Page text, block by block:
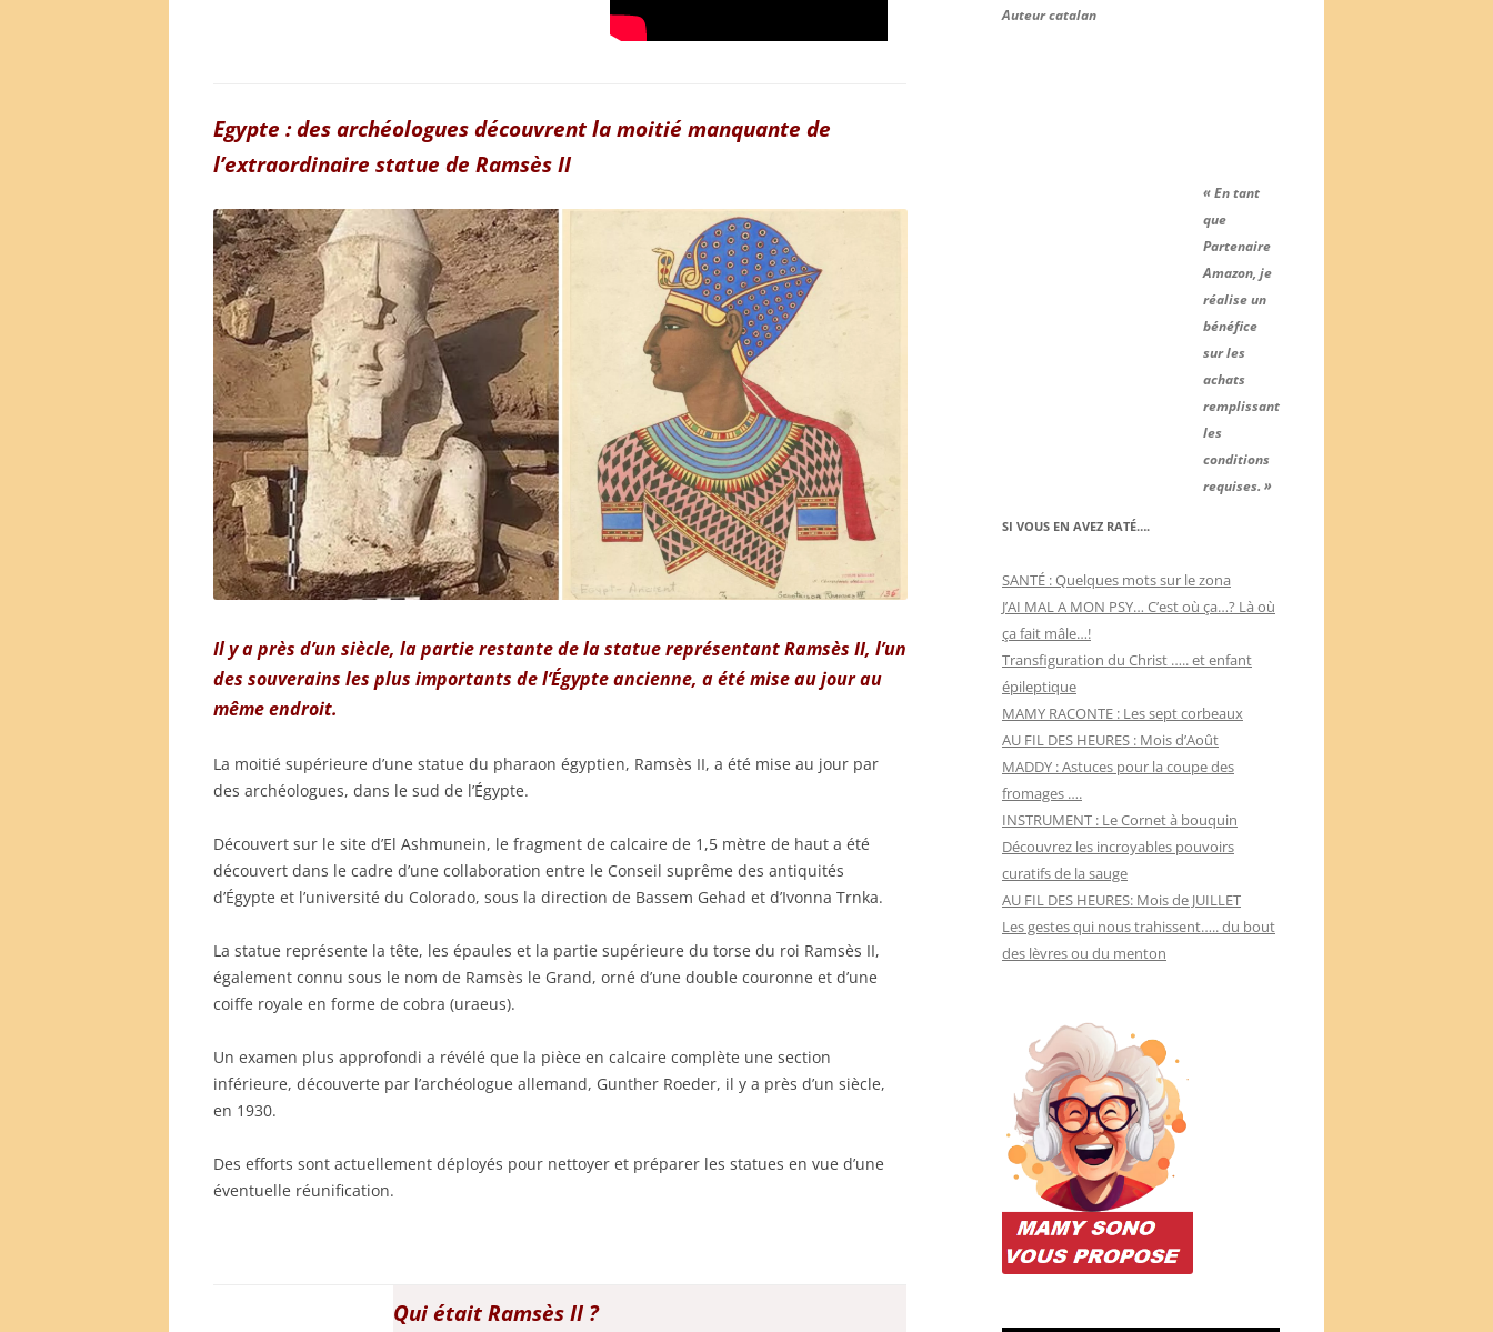
Egypte : des archéologues découvrent la moitié manquante de
l’extraordinaire statue de Ramsès II
Il y a près d’un siècle, la partie restante de la statue représentant Ramsès II, l’un
des souverains les plus importants de l’Égypte ancienne, a été mise au jour au
même endroit.
La moitié supérieure d’une statue du pharaon égyptien, Ramsès II, a été mise au jour par
des archéologues, dans le sud de l’Égypte.
Découvert sur le site d’El Ashmunein, le fragment de calcaire de 1,5 mètre de haut a été
découvert dans le cadre d’une collaboration entre le Conseil suprême des antiquités
d’Égypte et l’université du Colorado, sous la direction de Bassem Gehad et d’Ivonna Trnka.
La statue représente la tête, les épaules et la partie supérieure du torse du roi Ramsès II,
également connu sous le nom de Ramsès le Grand, orné d’une double couronne et d’une
coiffe royale en forme de cobra (uraeus).
Un examen plus approfondi a révélé que la pièce en calcaire complète une section
inférieure, découverte par l’archéologue allemand, Gunther Roeder, il y a près d’un siècle,
en 1930.
Des efforts sont actuellement déployés pour nettoyer et préparer les statues en vue d’une
éventuelle réunification.
Qui était Ramsès II ?
Auteur catalan
« En tant
que
Partenaire
Amazon, je
réalise un
bénéfice
sur les
achats
remplissant
les
conditions
requises. »
SI VOUS EN AVEZ RATÉ….
SANTÉ : Quelques mots sur le zona
J’AI MAL A MON PSY… C’est où ça…? Là où
ça fait mâle…!
Transfiguration du Christ ….. et enfant
épileptique
MAMY RACONTE : Les sept corbeaux
AU FIL DES HEURES : Mois d’Août
MADDY : Astuces pour la coupe des
fromages ….
INSTRUMENT : Le Cornet à bouquin
Découvrez les incroyables pouvoirs
curatifs de la sauge
AU FIL DES HEURES: Mois de JUILLET
Les gestes qui nous trahissent….. du bout
des lèvres ou du menton